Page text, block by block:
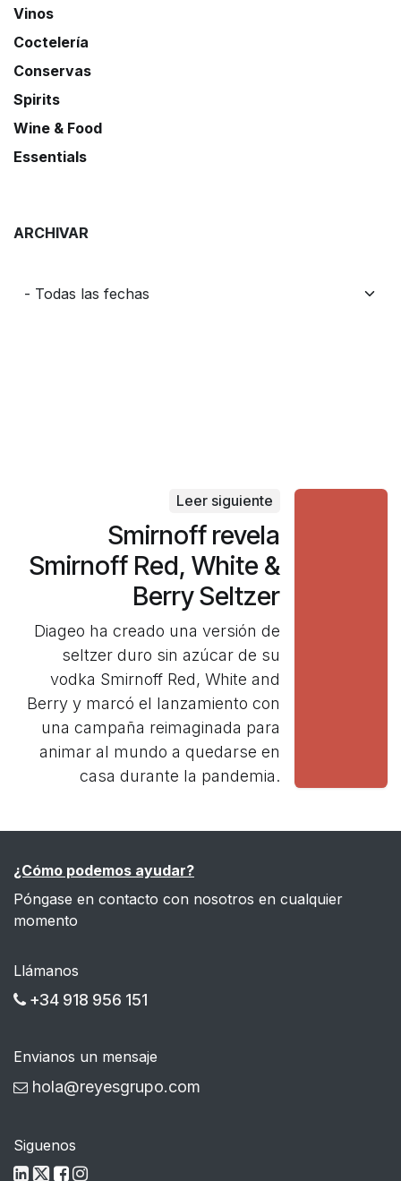
Vinos
Coctelería
Conservas
Spirits
Wine & Food
Essentials
ARCHIVAR
Leer siguiente
Smirnoff revela
Smirnoff Red, White &
Berry Seltzer
Diageo ha creado una versión de
seltzer duro sin azúcar de su
vodka Smirnoff Red, White and
Berry y marcó el lanzamiento con
una campaña reimaginada para
animar al mundo a quedarse en
casa durante la pandemia.
¿Cómo podemos ayudar?
Póngase en contacto con nosotros en cualquier
momento
Llámanos
+34 918 956 151
Envianos un mensaje
hola@reyesgrupo.com
Siguenos